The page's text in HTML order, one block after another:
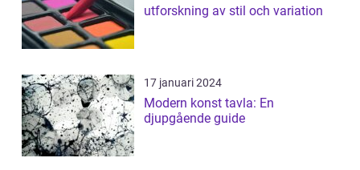
utforskning av stil och variation
17 januari 2024
Modern konst tavla: En
djupgående guide